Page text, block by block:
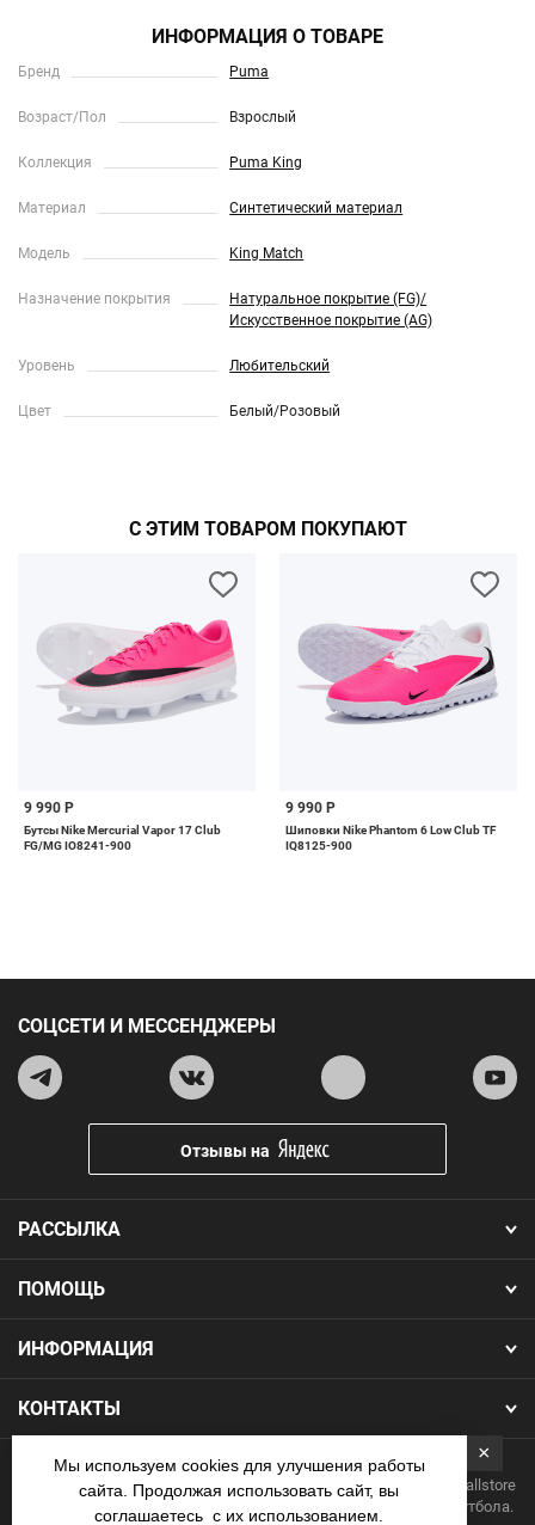
ИНФОРМАЦИЯ О ТОВАРЕ
Бренд Puma
Возраст/Пол Взрослый
Коллекция Puma King
Материал Синтетический материал
Модель King Match
Назначение покрытия
Натуральное покрытие (FG)/
Искусственное покрытие (AG)
Уровень Любительский
Цвет Белый/Розовый
С ЭТИМ ТОВАРОМ ПОКУПАЮТ
9 990 Р
Бутсы Nike Mercurial Vapor 17 Club
FG/MG IO8241-900
9 990 Р
Шиповки Nike Phantom 6 Low Club TF
IQ8125-900
ПОМОЩЬ
ИНФОРМАЦИЯ
КОНТАКТЫ
РАССЫЛКА
СОЦСЕТИ И МЕССЕНДЖЕРЫ
Отзывы на
Copyright 2026.Все права защищены. Интернет-магазин Footballstore
— продажа футбольной формы, бутс, мячей и одежды для футбола.
×
Мы используем cookies для улучшения работы
сайта. Продолжая использовать сайт, вы
соглашаетесь с их использованием.